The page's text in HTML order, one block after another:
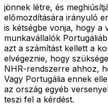
jönnek létre, és
előmozdítására irányuló
is kétségbe vonja, hogy a
munkavállalók
azt a számítást kellett a
elvégeznie, hogy
NHR-rendszerre ahhoz,
Vagy Portugália ennek
az ország egyéb
teszi fel a kérdést.